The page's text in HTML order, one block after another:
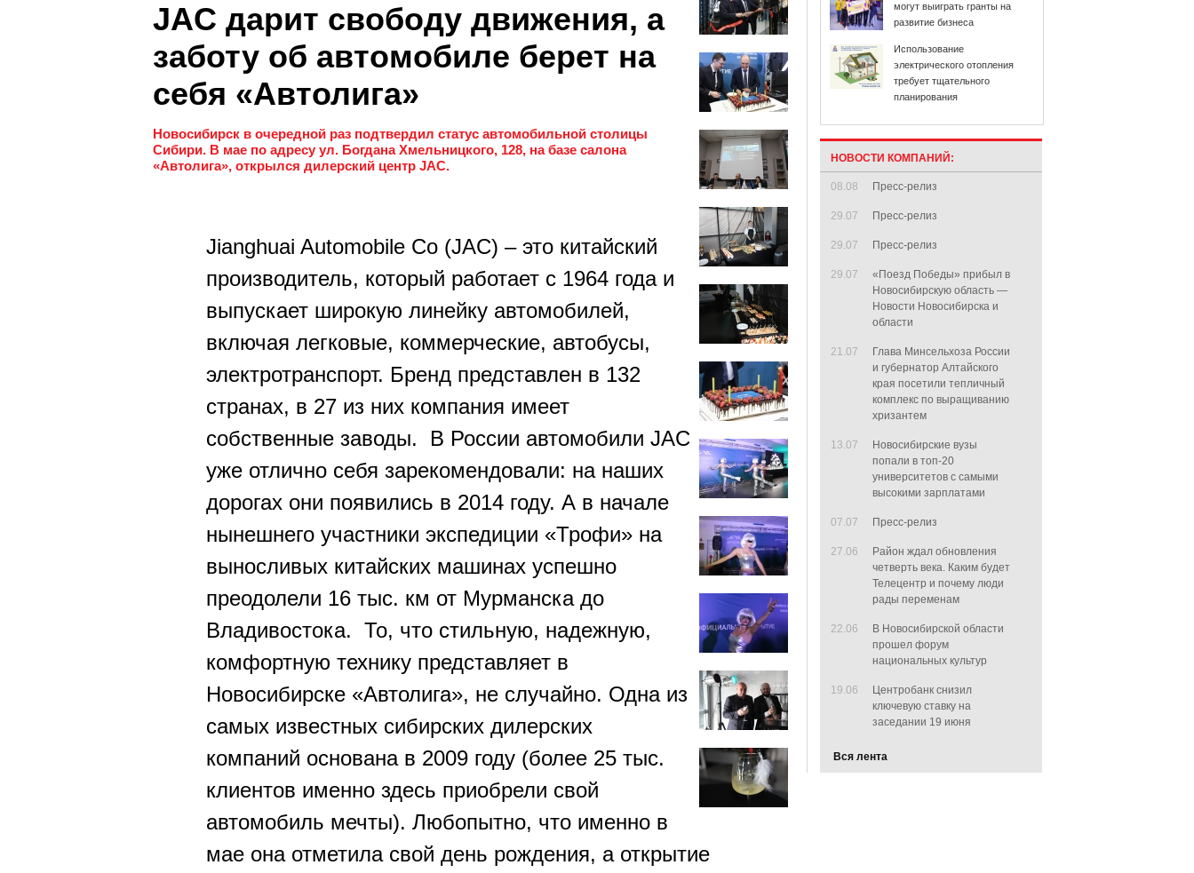
JAC дарит свободу движения, а
заботу об автомобиле берет на
себя «Автолига»
Новосибирск в очередной раз подтвердил статус автомобильной столицы
Сибири. В мае по адресу ул. Богдана Хмельницкого, 128, на базе салона
«Автолига», открылся дилерский центр JAC.
Jianghuai Automobile Co (JAC) – это китайский
производитель, который работает с 1964 года и
выпускает широкую линейку автомобилей,
включая легковые, коммерческие, автобусы,
электротранспорт. Бренд представлен в 132
странах, в 27 из них компания имеет
собственные заводы. В России автомобили JAC
уже отлично себя зарекомендовали: на наших
дорогах они появились в 2014 году. А в начале
нынешнего участники экспедиции «Трофи» на
выносливых китайских машинах успешно
преодолели 16 тыс. км от Мурманска до
Владивостока. То, что стильную, надежную,
комфортную технику представляет в
Новосибирске «Автолига», не случайно. Одна из
самых известных сибирских дилерских
компаний основана в 2009 году (более 25 тыс.
клиентов именно здесь приобрели свой
автомобиль мечты). Любопытно, что именно в
мае она отметила свой день рождения, а открытие
могут выиграть гранты на
развитие бизнеса
Использование
электрического отопления
требует тщательного
планирования
НОВОСТИ КОМПАНИЙ:
08.08 Пресс-релиз
29.07 Пресс-релиз
29.07 Пресс-релиз
29.07
«Поезд Победы» прибыл в
Новосибирскую область —
Новости Новосибирска и
области
21.07
Глава Минсельхоза России
и губернатор Алтайского
края посетили тепличный
комплекс по выращиванию
хризантем
13.07
Новосибирские вузы
попали в топ-20
университетов с самыми
высокими зарплатами
07.07 Пресс-релиз
27.06
Район ждал обновления
четверть века. Каким будет
Телецентр и почему люди
рады переменам
22.06
В Новосибирской области
прошел форум
национальных культур
19.06
Центробанк снизил
ключевую ставку на
заседании 19 июня
Вся лента